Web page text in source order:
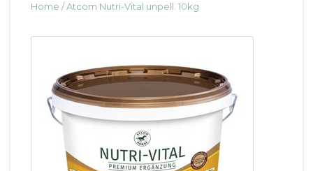
Home /Atcom Nutri-Vital unpell. 10kg